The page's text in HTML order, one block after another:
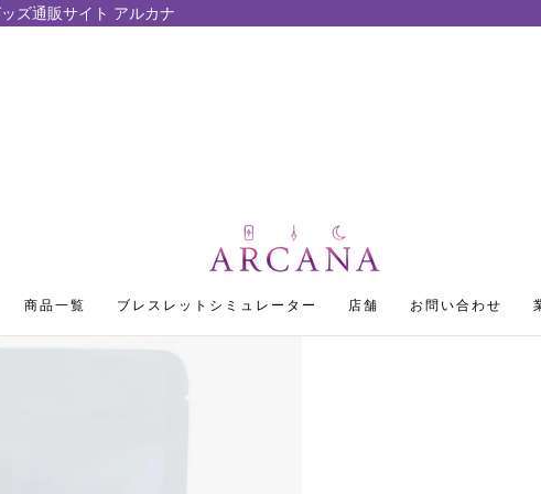
ズ通販サイト アルカナ
商品一覧 ブレスレットシミュレーター 店舗 お問い合わせ